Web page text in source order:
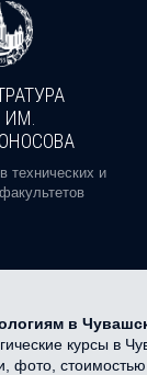
технических и
в
курсы в
фото, стоимостью